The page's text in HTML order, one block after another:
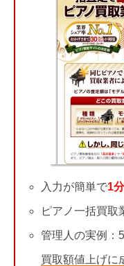
入力が簡単で1分
ピアノ一括買取
管理人の実例：
買取額値上げに